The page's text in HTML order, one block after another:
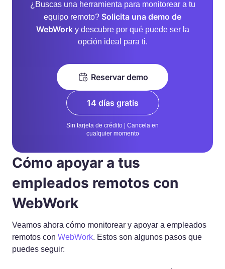
¿Buscas una herramienta para monitorear a tu
equipo remoto? Solicita una demo de
WebWorky descubre por qué puede ser la
opción ideal para ti.
Reservar demo
14 días gratis
Sin tarjeta de crédito | Cancela en
cualquier momento
Cómo apoyar a tus
empleados remotos con
WebWork
Veamos ahora cómo monitorear y apoyar a empleados
remotos con WebWork. Estos son algunos pasos que
puedes seguir: